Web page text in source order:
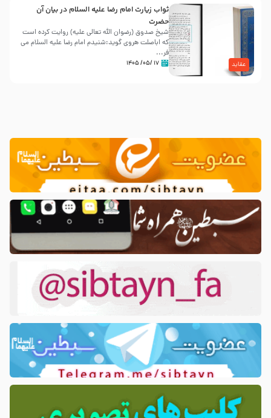
عقاید
ثواب زیارت امام رضا علیه السلام در بیان آن
حضرت
شیخ صدوق (رضوان الله تعالی علیه) روایت کرده است
که اباصلت هروی گوید:شنیدم امام رضا علیه السلام می
فر...
۱۷ /۰۵/ ۱۴۰۵